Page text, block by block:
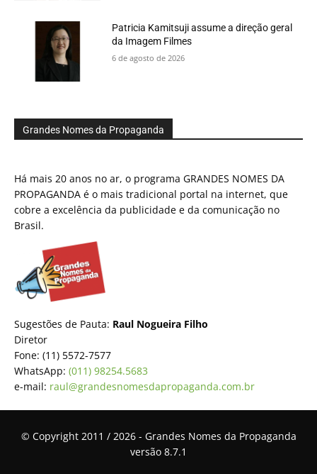
Patricia Kamitsuji assume a direção geral
da Imagem Filmes
6 de agosto de 2026
Grandes Nomes da Propaganda
Há mais 20 anos no ar, o programa GRANDES NOMES DA
PROPAGANDA é o mais tradicional portal na internet, que
cobre a excelência da publicidade e da comunicação no
Brasil.
Sugestões de Pauta: Raul Nogueira Filho
Diretor
Fone: (11) 5572-7577
WhatsApp: (011) 98254.5683
e-mail: raul@grandesnomesdapropaganda.com.br
© Copyright 2011 / 2026 - Grandes Nomes da Propaganda
versão 8.7.1